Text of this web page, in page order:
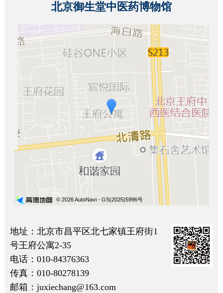
北京御生堂中医药博物馆
地址：北京市昌平区北七家镇王府街1
号王府公寓2-35
电话：010-84376363
传真：010-80278139
邮箱：juxiechang@163.com